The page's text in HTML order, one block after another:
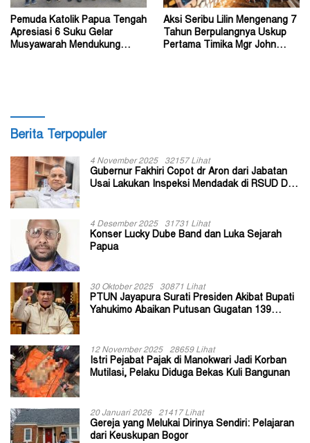
Pemuda Katolik Papua Tengah
Apresiasi 6 Suku Gelar
Musyawarah Mendukung
Aksi Seribu Lilin Mengenang 7
Tahun Berpulangnya Uskup
Pertama Timika Mgr John
Berita Terpopuler
4 November 2025 32157 Lihat
Gubernur Fakhiri Copot dr Aron dari Jabatan
Usai Lakukan Inspeksi Mendadak di RSUD Dok
4 Desember 2025 31731 Lihat
Konser Lucky Dube Band dan Luka Sejarah
Papua
30 Oktober 2025 30871 Lihat
PTUN Jayapura Surati Presiden Akibat Bupati
Yahukimo Abaikan Putusan Gugatan 139
12 November 2025 28659 Lihat
Istri Pejabat Pajak di Manokwari Jadi Korban
Mutilasi, Pelaku Diduga Bekas Kuli Bangunan
20 Januari 2026 21417 Lihat
Gereja yang Melukai Dirinya Sendiri: Pelajaran
dari Keuskupan Bogor